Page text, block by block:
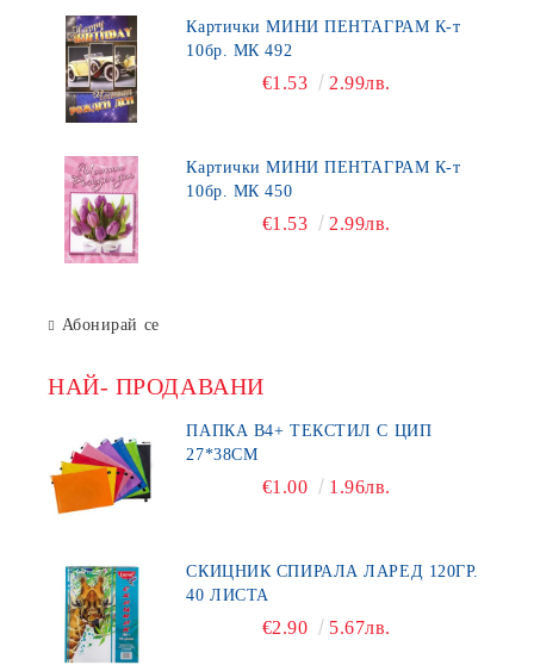
Картички МИНИ ПЕНТАГРАМ К-т
10бр. МК 492
€1.53 2.99лв.
Картички МИНИ ПЕНТАГРАМ К-т
10бр. МК 450
€1.53 2.99лв.
Абонирай се
НАЙ- ПРОДАВАНИ
ПАПКА В4+ ТЕКСТИЛ С ЦИП
27*38СМ
€1.00 1.96лв.
СКИЦНИК СПИРАЛА ЛАРЕД 120ГР.
40 ЛИСТА
€2.90 5.67лв.